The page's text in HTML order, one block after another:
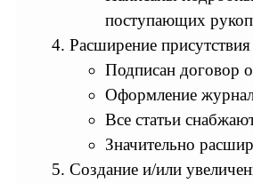
поступающих
Расширение
Подписан договор
Оформление
Все статьи
Значительно
Создание и/или